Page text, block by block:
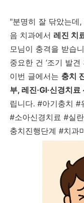
"분명히 잘 닦았는데
음 치과에서 레진 치
모님이 충격을 받습
중요한 건 ‘조기 발
이번 글에서는 충치
부, 레진·GI·신경치
립니다. #아기충치 #
#소아신경치료 #실
충치진행단계 #치과